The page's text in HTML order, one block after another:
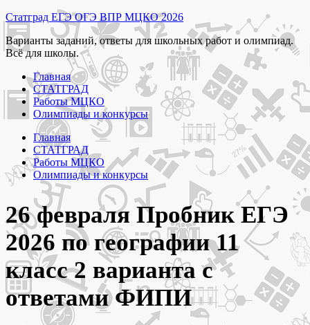
Перейти
к
содержимому
Статград ЕГЭ ОГЭ ВПР МЦКО 2026
Варианты заданий, ответы для школьных работ и олимпиад.
Всё для школы.
Главная
СТАТГРАД
Работы МЦКО
Олимпиады и конкурсы
Главная
СТАТГРАД
Работы МЦКО
Олимпиады и конкурсы
26 февраля Пробник ЕГЭ
2026 по географии 11
класс 2 варианта с
ответами ФИПИ